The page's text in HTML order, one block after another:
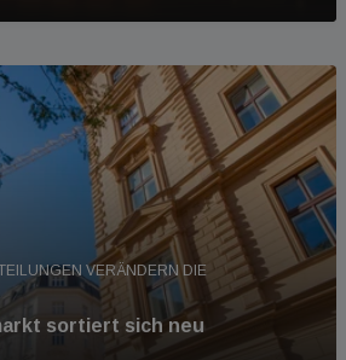
VERÄNDERN DIE
sortiert sich neu